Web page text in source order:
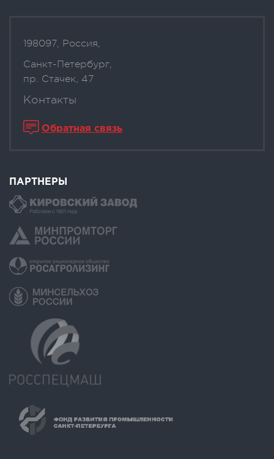
198097, Россия,
Санкт-Петербург,
пр. Стачек, 47
Контакты
Обратная связь
ПАРТНЕРЫ